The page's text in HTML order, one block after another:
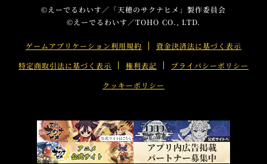
t
t
r
s
h
e
e
b
o
k
s
r
e
E
s
h
r
e
©えーでるわいす／「天穂のサクナヒメ」製作委員会
©えーでるわいす／TOHO CO., LTD.
ゲームアプリケーション利用規約
資金決済法に基づく表示
特定商取引法に基づく表示
権利表記
プライバシーポリシー
クッキーポリシー